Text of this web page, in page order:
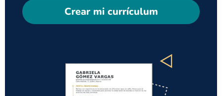
Crear mi currículum